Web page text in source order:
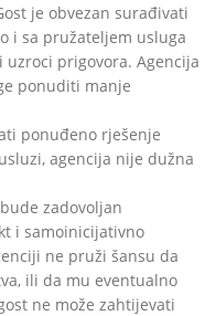
je obvezan surađivati
i sa pružateljem usluga
prigovora. Agencija
ponuditi manje
ponuđeno rješenje
agencija nije dužna
zadovoljan
i samoinicijativno
ne pruži šansu da
ili da mu eventualno
ne može zahtijevati